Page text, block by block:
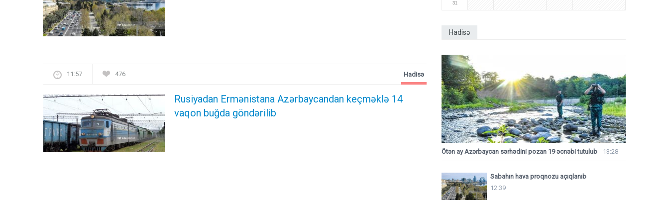
11:57 476
Rusiyadan Ermənistana Azərbaycandan keçməklə 14
vaqon buğda göndərilib
Hadisə
31
Hadisə
Ötən ay Azərbaycan sərhədini pozan 19 əcnəbi tutulub 13:28
Sabahın hava proqnozu açıqlanıb
12:39